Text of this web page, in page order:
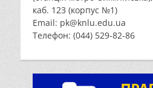
каб. 123 (корпус №1)
Email: pk@knlu.edu.ua
Телефон: (044) 529-82-86